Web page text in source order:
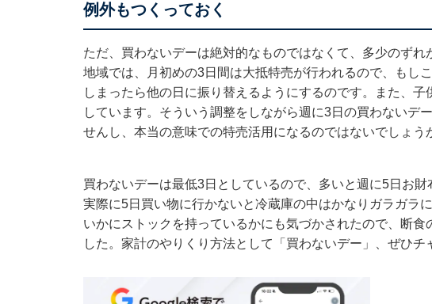
例外もつくっておく
ただ、買わないデーは絶対的なものではなくて、多少のず
地域では、月初めの3日間は大抵特売が行われるので、もし
しまったら他の日に振り替えるようにするのです。また、
しています。そういう調整をしながら週に3日の買わないデ
せんし、本当の意味での特売活用になるのではないでしょう
買わないデーは最低3日としているので、多いと週に5日お財
実際に5日買い物に行かないと冷蔵庫の中はかなりガラガラ
いかにストックを持っているかにも気づかされたので、断
した。家計のやりくり方法として「買わないデー」、ぜひチ